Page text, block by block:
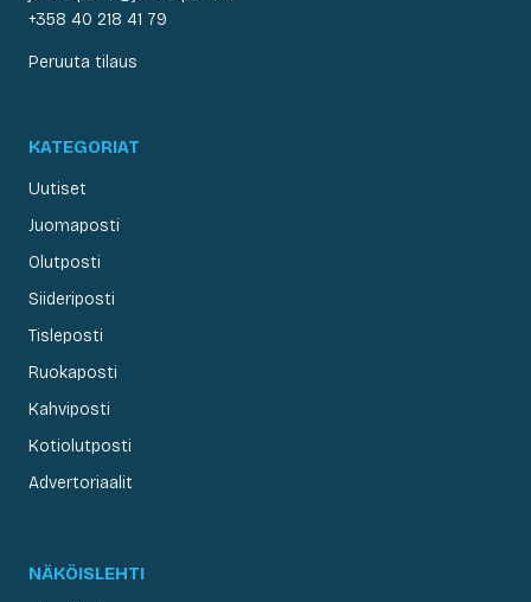
+358 40 218 41 79
Peruuta tilaus
KATEGORIAT
Uutiset
Juomaposti
Olutposti
Siideriposti
Tisleposti
Ruokaposti
Kahviposti
Kotiolutposti
Advertoriaalit
NÄKÖISLEHTI